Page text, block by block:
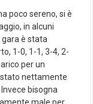
poco sereno, si è
in alcuni
è stata
1-0, 1-1, 3-4, 2-
per un
nettamente
bisogna